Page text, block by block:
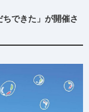
できた」が開催さ